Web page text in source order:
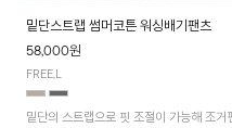
밑단스트랩 썸머코튼 워싱배기팬츠
58,000원
FREE,L
밑단의 스트랩으로 핏 조절이 가능해 조거